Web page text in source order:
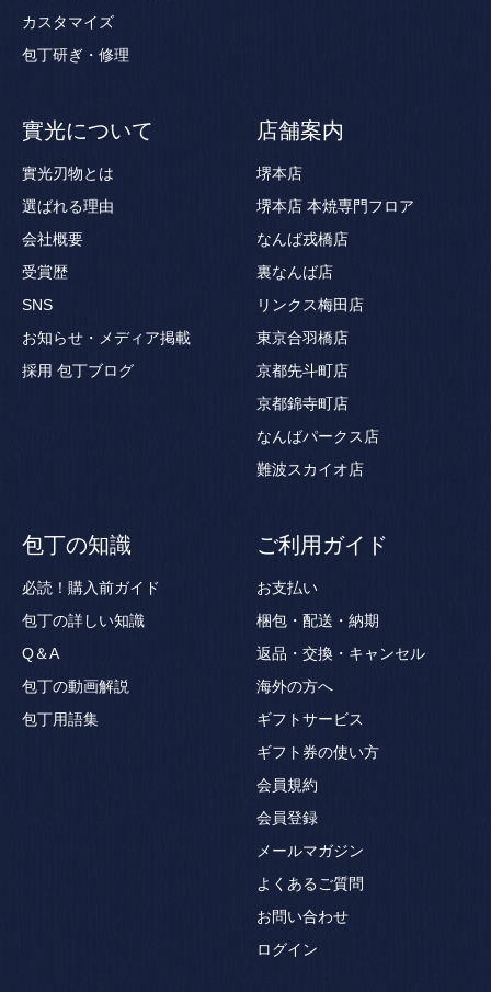
カスタマイズ
包丁研ぎ・修理
實光について
實光刃物とは
選ばれる理由
会社概要
受賞歴
SNS
お知らせ・メディア掲載
採用 包丁ブログ
店舗案内
堺本店
堺本店 本焼専門フロア
なんば戎橋店
裏なんば店
リンクス梅田店
東京合羽橋店
京都先斗町店
京都錦寺町店
なんばパークス店
難波スカイオ店
包丁の知識
必読！購入前ガイド
包丁の詳しい知識
Q＆A
包丁の動画解説
包丁用語集
ご利用ガイド
お支払い
梱包・配送・納期
返品・交換・キャンセル
海外の方へ
ギフトサービス
ギフト券の使い方
会員規約
会員登録
メールマガジン
よくあるご質問
お問い合わせ
ログイン